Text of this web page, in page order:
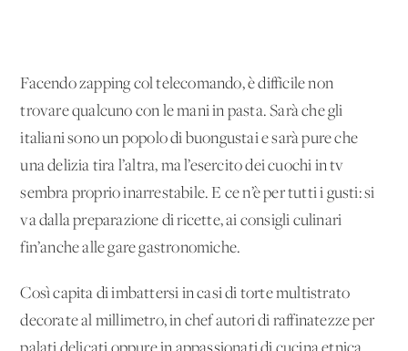
Facendo zapping col telecomando, è difficile non
trovare qualcuno con le mani in pasta. Sarà che gli
italiani sono un popolo di buongustai e sarà pure che
una delizia tira l’altra, ma l’esercito dei cuochi in tv
sembra proprio inarrestabile. E ce n’è per tutti i gusti: si
va dalla preparazione di ricette, ai consigli culinari
fin’anche alle gare gastronomiche.
Così capita di imbattersi in casi di torte multistrato
decorate al millimetro, in chef autori di raffinatezze per